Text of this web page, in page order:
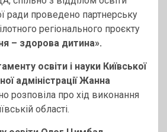
ради проведено партнерську
регіонального проєкту
– здорова дитина».
освіти і науки Київської
адміністрації Жанна
розповіла про хід виконання
області.